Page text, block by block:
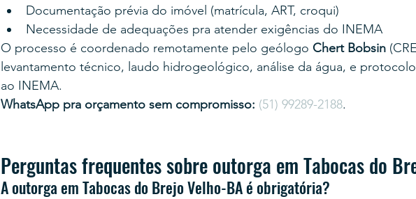
Documentação prévia do imóvel (matrícula, ART, croqui)
Necessidade de adequações pra atender exigências do INEMA
O processo é coordenado remotamente pelo geólogo Chert Bobsin
levantamento técnico, laudo hidrogeológico, análise da água, e
ao INEMA.
WhatsApp pra orçamento sem compromisso: (51) 99289-2188.
Perguntas frequentes sobre outorga em Tabocas do
A outorga em Tabocas do Brejo Velho-BA é obrigatória?